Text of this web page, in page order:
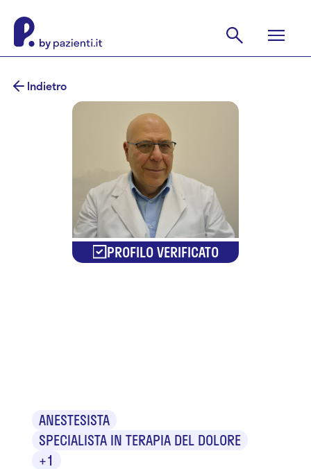
Indietro
PROFILO VERIFICATO
ANESTESISTA
SPECIALISTA IN TERAPIA DEL DOLORE
+1